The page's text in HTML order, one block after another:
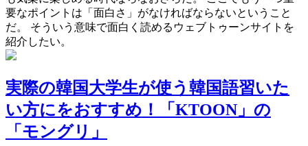
要なポイントは「面白さ」がなければならないということ
だ。 そういう意味で面白く読めるウェブトゥーンサイトを
紹介したい。
実際の韓国大学生が使う韓国語習いた
い方にをおすすめ！「KTOON」の
「モングリ」